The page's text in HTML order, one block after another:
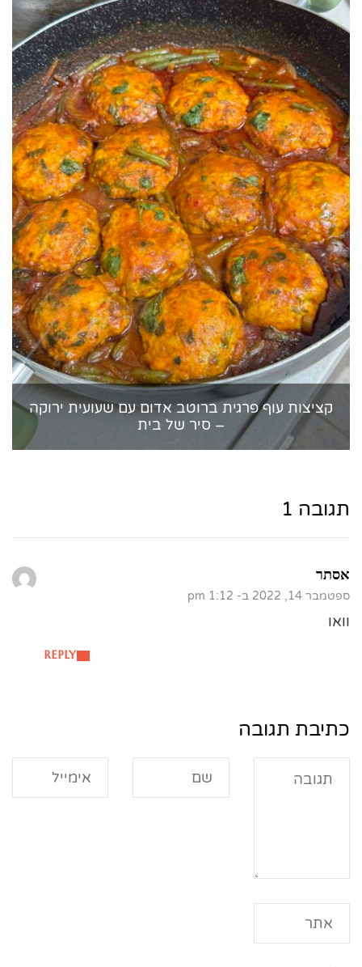
קציצות עוף פרגית ברוטב אדום עם שעועית ירוקה
– סיר של בית
תגובה 1
אסתר
ספטמבר 14, 2022 ב- 1:12 pm
REPLY
וואו
כתיבת תגובה